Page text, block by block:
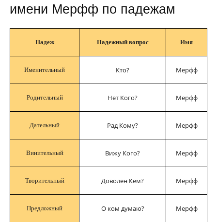
имени Мерфф по падежам
Падеж Падежный вопрос Имя
Именительный Кто? Мерфф
Родительный Нет Кого? Мерфф
Дательный Рад Кому? Мерфф
Винительный Вижу Кого? Мерфф
Творительный Доволен Кем? Мерфф
Предложный О ком думаю? Мерфф